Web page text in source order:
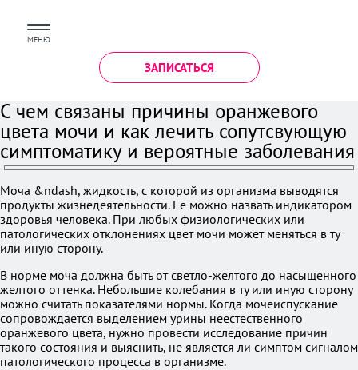
МЕНЮ
ЗАПИСАТЬСЯ
С чем связаны причины оранжевого
цвета мочи и как лечить сопутсвующую
симптоматику и вероятные заболевания
Моча &ndash, жидкость, с которой из организма выводятся
продукты жизнедеятельности. Ее можно назвать индикатором
здоровья человека. При любых физиологических или
патологических отклонениях цвет мочи может меняться в ту
или иную сторону.
В норме моча должна быть от светло-желтого до насыщенного
желтого оттенка. Небольшие колебания в ту или иную сторону
можно считать показателями нормы. Когда мочеиспускание
сопровождается выделением урины неестественного
оранжевого цвета, нужно провести исследование причин
такого состояния и выяснить, не является ли симптом сигналом
патологического процесса в организме.